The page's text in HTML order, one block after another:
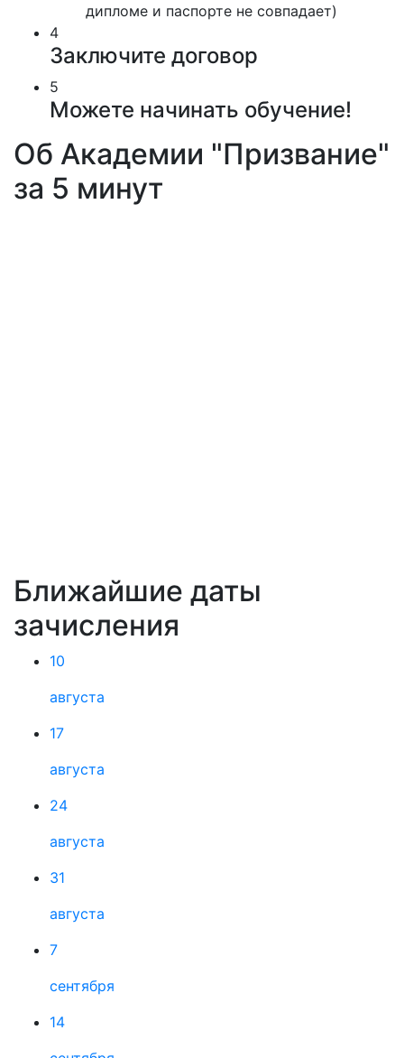
дипломе и паспорте не совпадает)
4
Заключите договор
5
Можете начинать обучение!
Об Академии "Призвание"
за 5 минут
Ближайшие даты
зачисления
10
августа
17
августа
24
августа
31
августа
7
сентября
14